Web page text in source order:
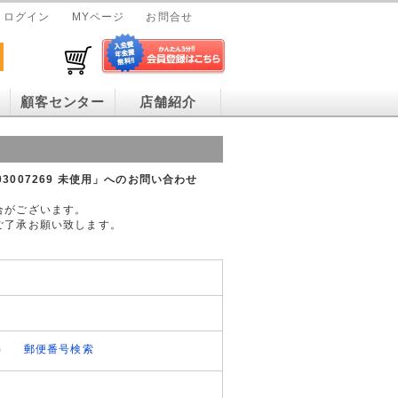
ログイン MYページ お問合せ
顧客センター 店舗紹介
未使用」へのお問い合わせ
ございます。
承お願い致します。
郵便番号検索